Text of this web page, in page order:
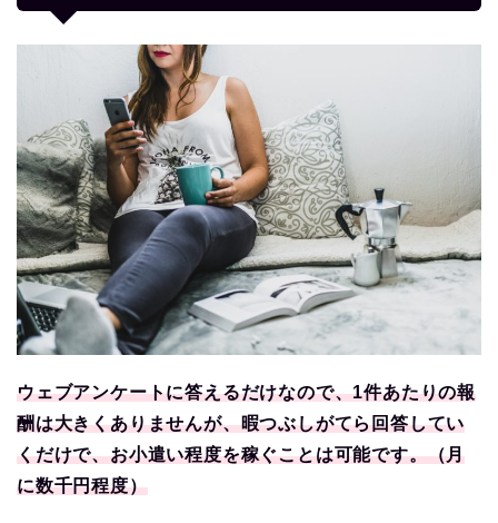
ウェブアンケートに答えるだけなので、1件あたりの報
酬は大きくありませんが、暇つぶしがてら回答してい
くだけで、お小遣い程度を稼ぐことは可能です。（月
に数千円程度）